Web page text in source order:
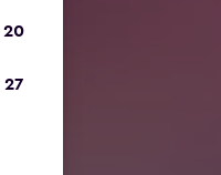
20
27